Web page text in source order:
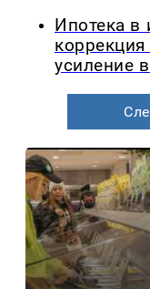
Ипотека в
усиление